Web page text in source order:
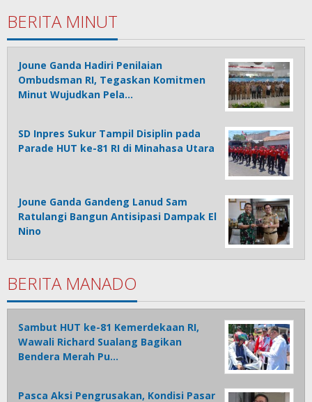
BERITA MINUT
Joune Ganda Hadiri Penilaian
Ombudsman RI, Tegaskan Komitmen
Minut Wujudkan Pela…
SD Inpres Sukur Tampil Disiplin pada
Parade HUT ke-81 RI di Minahasa Utara
Joune Ganda Gandeng Lanud Sam
Ratulangi Bangun Antisipasi Dampak El
Nino
BERITA MANADO
Sambut HUT ke-81 Kemerdekaan RI,
Wawali Richard Sualang Bagikan
Bendera Merah Pu…
Pasca Aksi Pengrusakan, Kondisi Pasar